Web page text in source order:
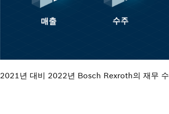
2021년 대비 2022년 Bosch Rexroth의 재무